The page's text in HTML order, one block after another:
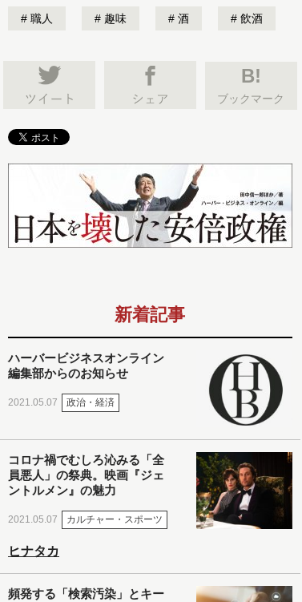
職人 趣味 酒 飲酒
B!
ブックマーク
新着記事
ハーバービジネスオンライン
編集部からのお知らせ
2021.05.07 政治・経済
コロナ禍でむしろ沁みる「全
員悪人」の祭典。映画『ジェ
ントルメン』の魅力
2021.05.07 カルチャー・スポーツ
ヒナタカ
頻発する「検索汚染」とキー